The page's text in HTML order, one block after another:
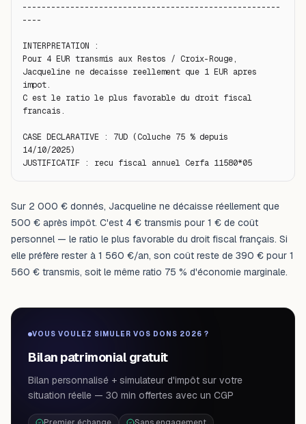
------------------------------------------------------
----
INTERPRETATION :
Pour 4 EUR transmis aux Restos / Croix-Rouge,
Jacqueline ne decaisse reellement que 1 EUR apres
impot.
C est le ratio le plus favorable du droit fiscal
francais.
CASE DECLARATIVE : 7UD (Coluche 75 % depuis
14/10/2025)
JUSTIFICATIF : recu fiscal annuel Cerfa 11580*05
Sur 2 000 € donnés, Jacqueline ne décaisse réellement que
500 € après impôt. C'est 4 € transmis pour 1 € de coût
personnel — le ratio le plus favorable du droit fiscal français. Si
elle préfère rester à 1 560 €/an, son coût reste de 390 € pour 1
560 € transmis, soit le même ratio 75 % d'économie marginale.
VOUS VOULEZ SIMULER VOS DONS 2026 ?
Bilan patrimonial gratuit
Bilan personnalisé + simulateur d'impôt sur votre
situation réelle — 30 min offertes avec un CGP